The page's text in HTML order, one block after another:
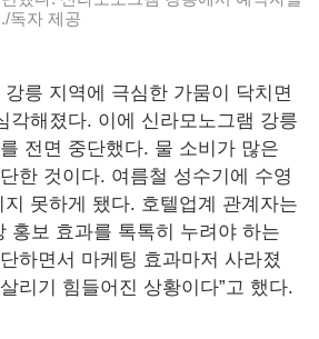
독자 제공
릉 지역에 극심한 가뭄이 닥치면
각해졌다. 이에 신라모노그램 강릉
전면 중단했다. 물 소비가 많은
한 것이다. 여름철 성수기에 수영
못하게 됐다. 호텔업계 관계자는
홍보 효과를 톡톡히 누려야 하는
하면서 마케팅 효과마저 사라졌
리기 힘들어진 상황이다”고 했다.